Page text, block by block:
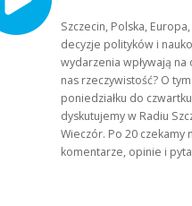
Szczecin, Polska,
decyzje polityków i
wydarzenia wpływają na
nas rzeczywistość? O
poniedziałku do czwartku
dyskutujemy w Radiu
Wieczór. Po 20 czekamy
komentarze, opinie i